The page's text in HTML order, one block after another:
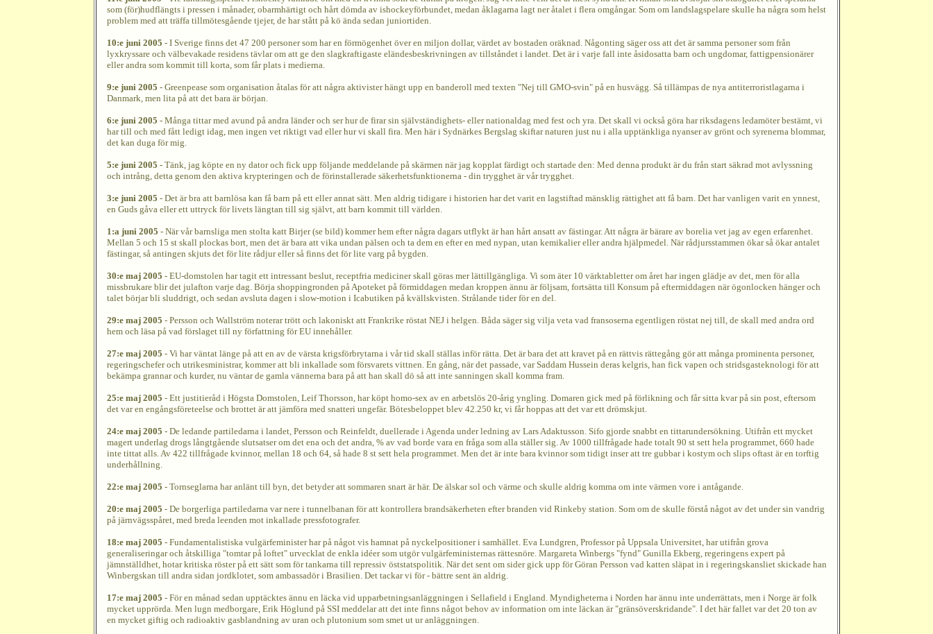
som (för)hudflängts i pressen i månader, obarmhärtigt och hårt dömda av ishockeyförbundet, medan åklagarna lagt ner åtalet i flera omgångar. Som om landslagspelare skulle ha några som helst
problem med att träffa tillmötesgående tjejer, de har stått på kö ända sedan juniortiden.
10:e juni 2005 - I Sverige finns det 47 200 personer som har en förmögenhet över en miljon dollar, värdet av bostaden oräknad. Någonting säger oss att det är samma personer som från
lyxkryssare och välbevakade residens tävlar om att ge den slagkraftigaste eländesbeskrivningen av tillståndet i landet. Det är i varje fall inte åsidosatta barn och ungdomar, fattigpensionärer
eller andra som kommit till korta, som får plats i medierna.
9:e juni 2005 - Greenpease som organisation åtalas för att några aktivister hängt upp en banderoll med texten "Nej till GMO-svin" på en husvägg. Så tillämpas de nya antiterroristlagarna i
Danmark, men lita på att det bara är början.
6:e juni 2005 - Många tittar med avund på andra länder och ser hur de firar sin självständighets- eller nationaldag med fest och yra. Det skall vi också göra har riksdagens ledamöter bestämt, vi
har till och med fått ledigt idag, men ingen vet riktigt vad eller hur vi skall fira. Men här i Sydnärkes Bergslag skiftar naturen just nu i alla upptänkliga nyanser av grönt och syrenerna blommar,
det kan duga för mig.
5:e juni 2005 - Tänk, jag köpte en ny dator och fick upp följande meddelande på skärmen när jag kopplat färdigt och startade den: Med denna produkt är du från start säkrad mot avlyssning
och intrång, detta genom den aktiva krypteringen och de förinstallerade säkerhetsfunktionerna - din trygghet är vår trygghet.
3:e juni 2005 - Det är bra att barnlösa kan få barn på ett eller annat sätt. Men aldrig tidigare i historien har det varit en lagstiftad mänsklig rättighet att få barn. Det har vanligen varit en ynnest,
en Guds gåva eller ett uttryck för livets längtan till sig självt, att barn kommit till världen.
1:a juni 2005 - När vår barnsliga men stolta katt Birjer (se bild) kommer hem efter några dagars utflykt är han hårt ansatt av fästingar. Att några är bärare av borelia vet jag av egen erfarenhet.
Mellan 5 och 15 st skall plockas bort, men det är bara att vika undan pälsen och ta dem en efter en med nypan, utan kemikalier eller andra hjälpmedel. När rådjursstammen ökar så ökar antalet
fästingar, så antingen skjuts det för lite rådjur eller så finns det för lite varg på bygden.
30:e maj 2005 - EU-domstolen har tagit ett intressant beslut, receptfria mediciner skall göras mer lättillgängliga. Vi som äter 10 värktabletter om året har ingen glädje av det, men för alla
missbrukare blir det julafton varje dag. Börja shoppingronden på Apoteket på förmiddagen medan kroppen ännu är följsam, fortsätta till Konsum på eftermiddagen när ögonlocken hänger och
talet börjar bli sluddrigt, och sedan avsluta dagen i slow-motion i Icabutiken på kvällskvisten. Strålande tider för en del.
29:e maj 2005 - Persson och Wallström noterar trött och lakoniskt att Frankrike röstat NEJ i helgen. Båda säger sig vilja veta vad fransoserna egentligen röstat nej till, de skall med andra ord
hem och läsa på vad förslaget till ny författning för EU innehåller.
27:e maj 2005 - Vi har väntat länge på att en av de värsta krigsförbrytarna i vår tid skall ställas inför rätta. Det är bara det att kravet på en rättvis rättegång gör att många prominenta personer,
regeringschefer och utrikesministrar, kommer att bli inkallade som försvarets vittnen. En gång, när det passade, var Saddam Hussein deras kelgris, han fick vapen och stridsgasteknologi för att
bekämpa grannar och kurder, nu väntar de gamla vännerna bara på att han skall dö så att inte sanningen skall komma fram.
25:e maj 2005 - Ett justitieråd i Högsta Domstolen, Leif Thorsson, har köpt homo-sex av en arbetslös 20-årig yngling. Domaren gick med på förlikning och får sitta kvar på sin post, eftersom
det var en engångsföreteelse och brottet är att jämföra med snatteri ungefär. Bötesbeloppet blev 42.250 kr, vi får hoppas att det var ett drömskjut.
24:e maj 2005 - De ledande partiledarna i landet, Persson och Reinfeldt, duellerade i Agenda under ledning av Lars Adaktusson. Sifo gjorde snabbt en tittarundersökning. Utifrån ett mycket
magert underlag drogs långtgående slutsatser om det ena och det andra, % av vad borde vara en fråga som alla ställer sig. Av 1000 tillfrågade hade totalt 90 st sett hela programmet, 660 hade
inte tittat alls. Av 422 tillfrågade kvinnor, mellan 18 och 64, så hade 8 st sett hela programmet. Men det är inte bara kvinnor som tidigt inser att tre gubbar i kostym och slips oftast är en torftig
underhållning.
22:e maj 2005 - Tornseglarna har anlänt till byn, det betyder att sommaren snart är här. De älskar sol och värme och skulle aldrig komma om inte värmen vore i antågande.
20:e maj 2005 - De borgerliga partiledarna var nere i tunnelbanan för att kontrollera brandsäkerheten efter branden vid Rinkeby station. Som om de skulle förstå något av det under sin vandrig
på järnvägsspåret, med breda leenden mot inkallade pressfotografer.
18:e maj 2005 - Fundamentalistiska vulgärfeminister har på något vis hamnat på nyckelpositioner i samhället. Eva Lundgren, Professor på Uppsala Universitet, har utifrån grova
generaliseringar och åtskilliga "tomtar på loftet" urvecklat de enkla idéer som utgör vulgärfeministernas rättesnöre. Margareta Winbergs "fynd" Gunilla Ekberg, regeringens expert på
jämnställdhet, hotar kritiska röster på ett sätt som för tankarna till repressiv öststatspolitik. När det sent om sider gick upp för Göran Persson vad katten släpat in i regeringskansliet skickade han
Winbergskan till andra sidan jordklotet, som ambassadör i Brasilien. Det tackar vi för - bättre sent än aldrig.
17:e maj 2005 - För en månad sedan upptäcktes ännu en läcka vid upparbetningsanläggningen i Sellafield i England. Myndigheterna i Norden har ännu inte underrättats, men i Norge är folk
mycket upprörda. Men lugn medborgare, Erik Höglund på SSI meddelar att det inte finns något behov av information om inte läckan är "gränsöverskridande". I det här fallet var det 20 ton av
en mycket giftig och radioaktiv gasblandning av uran och plutonium som smet ut ur anläggningen.